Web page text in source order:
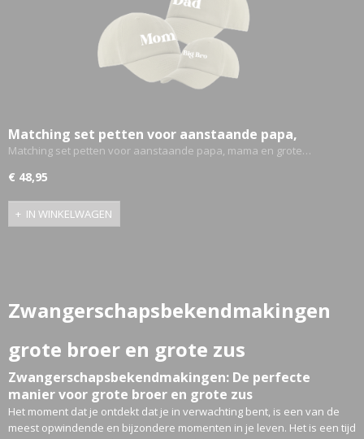
Matching set petten voor aanstaande papa,
mama en grote broer -
Matching set petten voor aanstaande papa, mama en grote…
€ 48,95
IN WINKELWAGEN
Zwangerschapsbekendmakingen
grote broer en grote zus
Zwangerschapsbekendmakingen: De perfecte
manier voor grote broer en grote zus
Het moment dat je ontdekt dat je in verwachting bent, is een van de
meest opwindende en bijzondere momenten in je leven. Het is een tijd